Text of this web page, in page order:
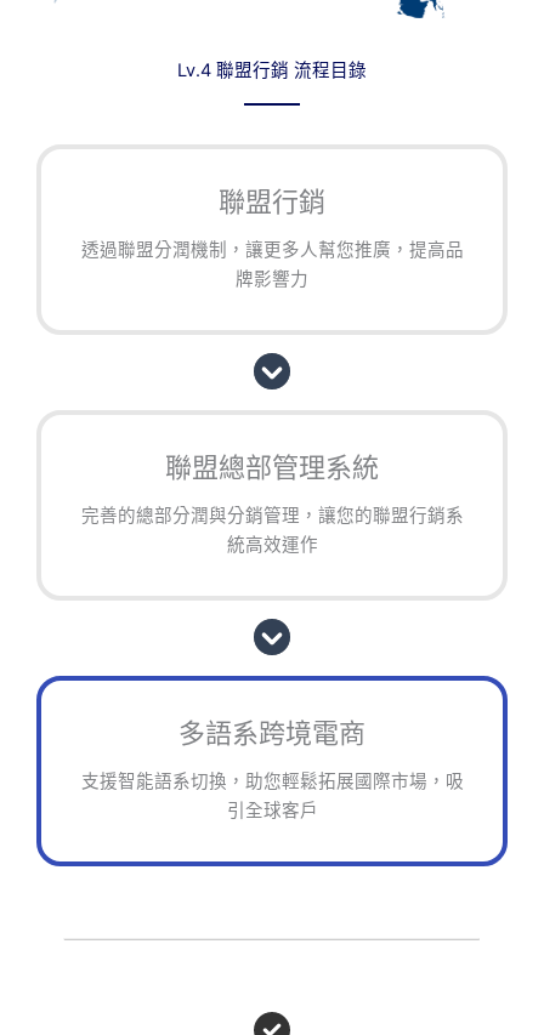
Lv.4 聯盟行銷 流程目錄
聯盟行銷
透過聯盟分潤機制，讓更多人幫您推廣，提高品
牌影響力
聯盟總部管理系統
完善的總部分潤與分銷管理，讓您的聯盟行銷系
統高效運作
多語系跨境電商
支援智能語系切換，助您輕鬆拓展國際市場，吸
引全球客戶